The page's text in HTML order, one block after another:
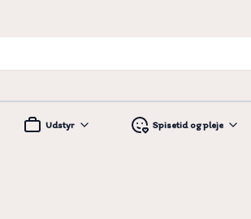
Udstyr Spisetid og pleje